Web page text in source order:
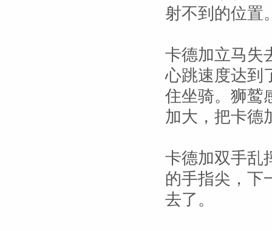
射不到的位置
卡德加立马失
心跳速度达到
住坐骑。狮鹫
加大，把卡德
卡德加双手乱
的手指尖，下
去了。